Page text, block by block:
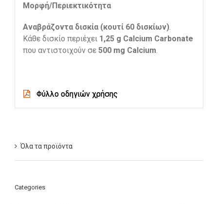
Μορφή/Περιεκτικότητα
Αναβράζοντα δισκία (κουτί 60 δισκίων).
Κάθε δισκίο περιέχει 1,25 g Calcium Carbonate
που αντιστοιχούν σε 500 mg Calcium.
Φύλλο οδηγιών χρήσης
Όλα τα προϊόντα
Categories